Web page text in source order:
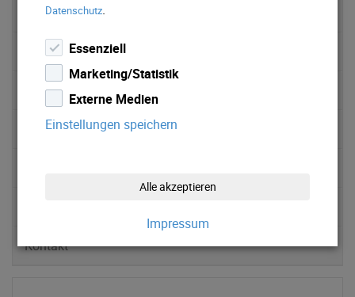
Preise & Downloads Wasser & Abwasser
Trinkwasser
Wasserversorgung
Abwasserentsorgung
Kontakt
Datenschutz.
Essenziell
Marketing/Statistik
Externe Medien
Einstellungen speichern
Alle akzeptieren
Impressum